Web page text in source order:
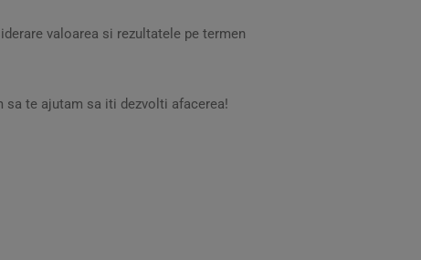
valoarea si rezultatele pe termen
sa te ajutam sa iti dezvolti afacerea!